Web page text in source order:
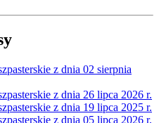
z dnia 02 sierpnia
z dnia 26 lipca 2026 r.
z dnia 19 lipca 2025 r.
z dnia 05 lipca 2026 r.